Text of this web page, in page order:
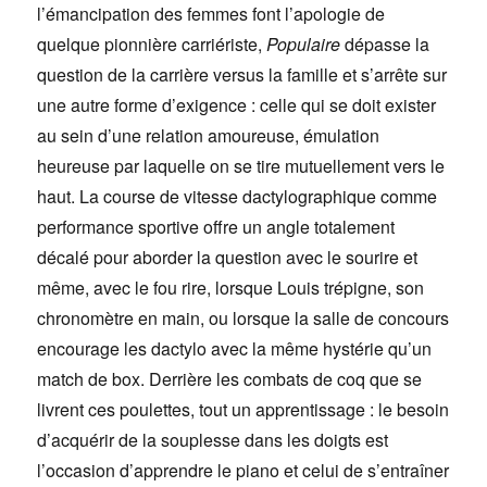
l’émancipation des femmes font l’apologie de
quelque pionnière carriériste,Populairedépasse la
question de la carrière versus la famille et s’arrête sur
une autre forme d’exigence : celle qui se doit exister
au sein d’une relation amoureuse, émulation
heureuse par laquelle on se tire mutuellement vers le
haut. La course de vitesse dactylographique comme
performance sportive offre un angle totalement
décalé pour aborder la question avec le sourire et
même, avec le fou rire, lorsque Louis trépigne, son
chronomètre en main, ou lorsque la salle de concours
encourage les dactylo avec la même hystérie qu’un
match de box. Derrière les combats de coq que se
livrent ces poulettes, tout un apprentissage : le besoin
d’acquérir de la souplesse dans les doigts est
l’occasion d’apprendre le piano et celui de s’entraîner